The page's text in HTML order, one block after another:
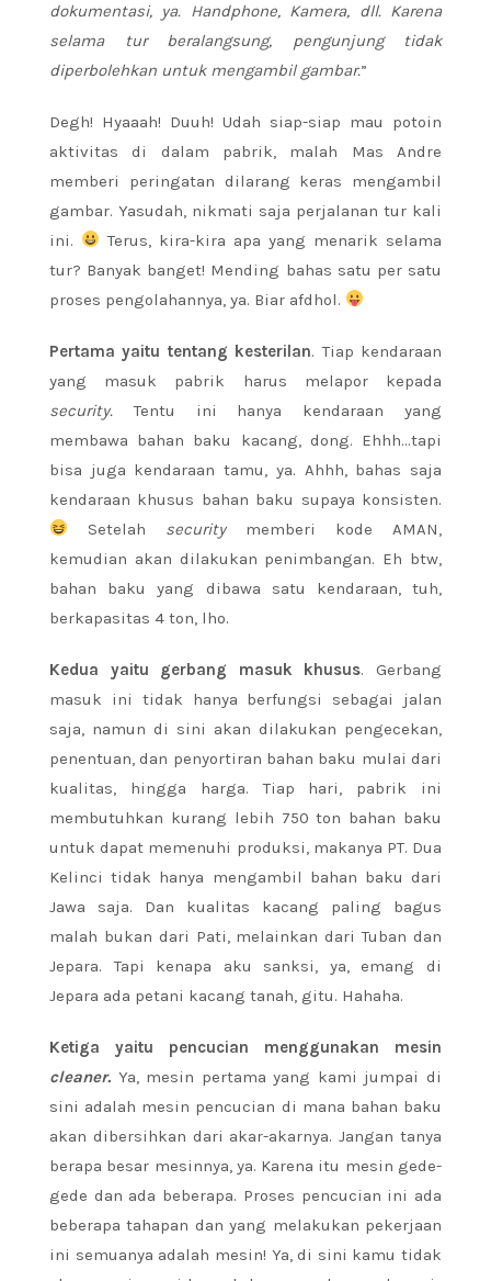
dokumentasi, ya. Handphone, Kamera, dll. Karena
selama tur beralangsung, pengunjung tidak
diperbolehkan untuk mengambil gambar.”
Degh! Hyaaah! Duuh! Udah siap-siap mau potoin
aktivitas di dalam pabrik, malah Mas Andre
memberi peringatan dilarang keras mengambil
gambar. Yasudah, nikmati saja perjalanan tur kali
ini.
Terus, kira-kira apa yang menarik selama
tur? Banyak banget! Mending bahas satu per satu
proses pengolahannya, ya. Biar afdhol.
Pertama yaitu tentang kesterilan. Tiap kendaraan
yang masuk pabrik harus melapor kepada
security.Tentu ini hanya kendaraan yang
membawa bahan baku kacang, dong. Ehhh…tapi
bisa juga kendaraan tamu, ya. Ahhh, bahas saja
kendaraan khusus bahan baku supaya konsisten.
Setelah security memberi kode AMAN,
kemudian akan dilakukan penimbangan. Eh btw,
bahan baku yang dibawa satu kendaraan, tuh,
berkapasitas 4 ton, lho.
Kedua yaitu gerbang masuk khusus. Gerbang
masuk ini tidak hanya berfungsi sebagai jalan
saja, namun di sini akan dilakukan pengecekan,
penentuan, dan penyortiran bahan baku mulai dari
kualitas, hingga harga. Tiap hari, pabrik ini
membutuhkan kurang lebih 750 ton bahan baku
untuk dapat memenuhi produksi, makanya PT. Dua
Kelinci tidak hanya mengambil bahan baku dari
Jawa saja. Dan kualitas kacang paling bagus
malah bukan dari Pati, melainkan dari Tuban dan
Jepara. Tapi kenapa aku sanksi, ya, emang di
Jepara ada petani kacang tanah, gitu. Hahaha.
Ketiga yaitu pencucian menggunakan mesin
cleaner. Ya, mesin pertama yang kami jumpai di
sini adalah mesin pencucian di mana bahan baku
akan dibersihkan dari akar-akarnya. Jangan tanya
berapa besar mesinnya, ya. Karena itu mesin gede-
gede dan ada beberapa. Proses pencucian ini ada
beberapa tahapan dan yang melakukan pekerjaan
ini semuanya adalah mesin! Ya, di sini kamu tidak